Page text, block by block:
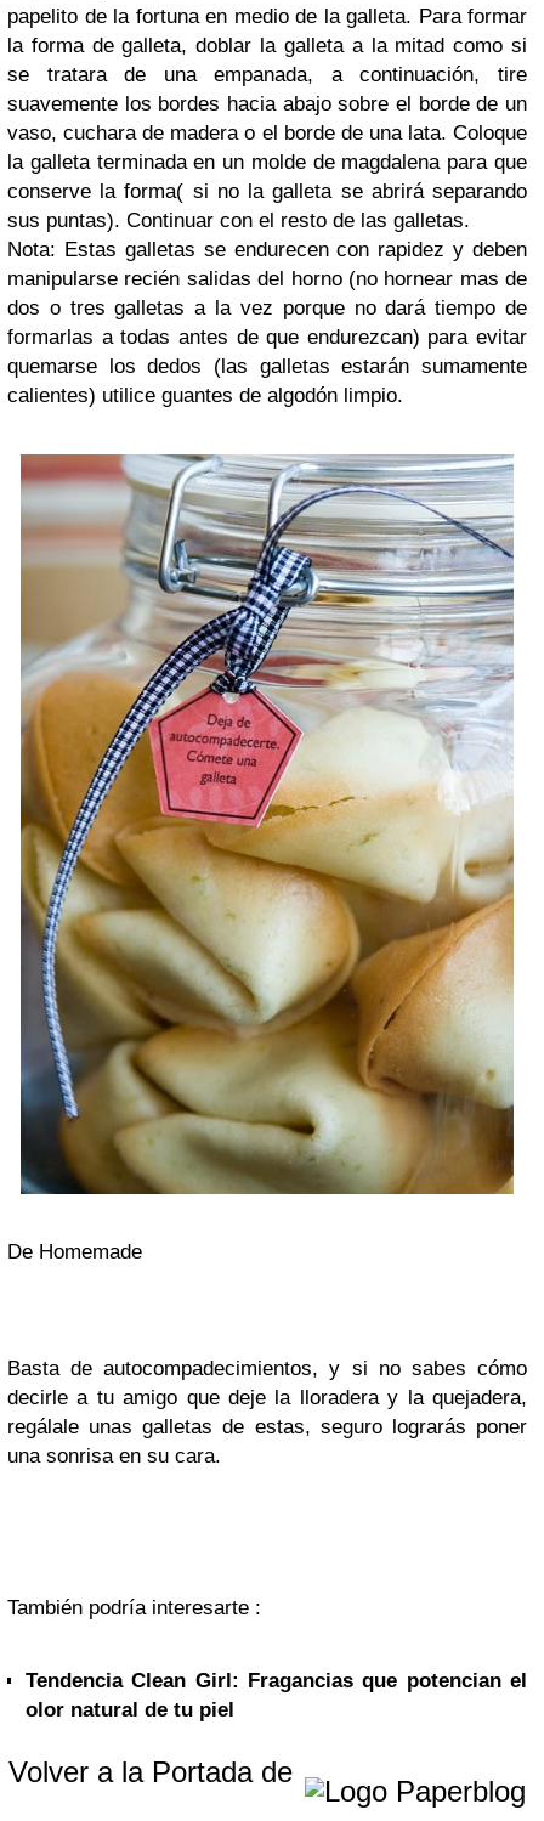
papelito de la fortuna en medio de la galleta. Para formar
la forma de galleta, doblar la galleta a la mitad como si
se tratara de una empanada, a continuación, tire
suavemente los bordes hacia abajo sobre el borde de un
vaso, cuchara de madera o el borde de una lata. Coloque
la galleta terminada en un molde de magdalena para que
conserve la forma( si no la galleta se abrirá separando
sus puntas). Continuar con el resto de las galletas.
Nota: Estas galletas se endurecen con rapidez y deben
manipularse recién salidas del horno (no hornear mas de
dos o tres galletas a la vez porque no dará tiempo de
formarlas a todas antes de que endurezcan) para evitar
quemarse los dedos (las galletas estarán sumamente
calientes) utilice guantes de algodón limpio.
De Homemade
Basta de autocompadecimientos, y si no sabes cómo
decirle a tu amigo que deje la lloradera y la quejadera,
regálale unas galletas de estas, seguro lograrás poner
una sonrisa en su cara.
También podría interesarte :
Tendencia Clean Girl: Fragancias que potencian el
olor natural de tu piel
Volver a la Portada de